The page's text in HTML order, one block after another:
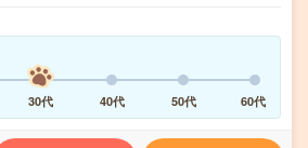
30代 40代 50代 60代